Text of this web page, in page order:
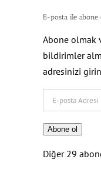
E-posta ile abone
Abone olmak
bildirimler
adresinizi
posta
Adresi
Abone ol
Diğer 29